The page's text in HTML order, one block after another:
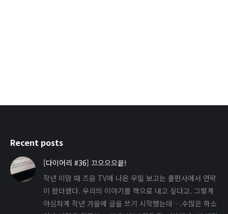
Recent posts
[다이어리 #36] 끄으으으읕!
작년 이맘 때 즈음 TV에 나온 우릴 보고는 출판사에서 연락
이 왔더랬다. 우리의 이야기를 책으로 내고 싶다고. 그렇게
야심차게 작년 가을에 글을 쓰기 시작했는데….수많은 하소